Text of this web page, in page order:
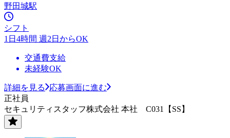
野田城駅
シフト
1日4時間 週2日からOK
交通費支給
未経験OK
詳細を見る
応募画面に進む
正社員
セキュリティスタッフ株式会社 本社 C031【SS】